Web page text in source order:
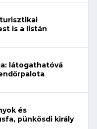
is a listán
látogathatóvá
és
pünkösdi király